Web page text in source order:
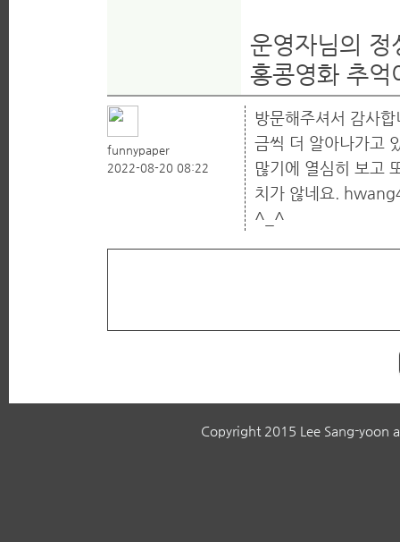
운영자님의 정
홍콩영화 추
funnypaper
2022-08-20 08:22
방문해주셔서 감사
금씩 더 알아나가고
많기에 열심히 보고
치가 않네요.
^_^
Copyright 2015 Lee Sang-yoon